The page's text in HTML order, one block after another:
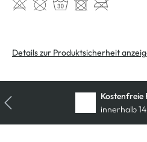
Details zur Produktsicherheit
Kostenfreie
innerhalb